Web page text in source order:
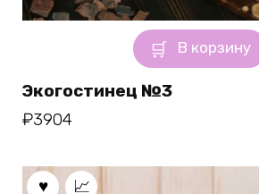
В корзину
Экогостинец №3
₽3904